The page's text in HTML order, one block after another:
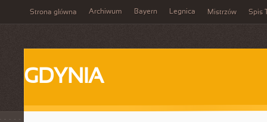
Strona główna Archiwum Bayern Legnica Mistrzów Spis
GDYNIA